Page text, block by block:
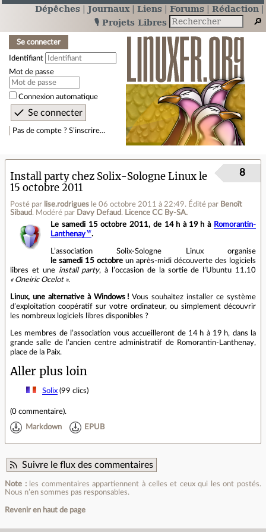
Dépêches Journaux Liens Forums
Rédaction
🎙️ Projets Libres
Se connecter
Identifiant
Mot de passe
Connexion automatique
Pas de compte ? S’inscrire…
Install party chez Solix‐Sologne Linux le
15 octobre 2011
Posté par lise.rodrigues le 06 octobre 2011 à 22:49. Édité par Benoît
Sibaud. Modéré par Davy Defaud. Licence CC By‑SA.
8
Le samedi 15 octobre 2011, de 14 h à 19 h à Romorantin‐
Lanthenay
.
L’association Solix‐Sologne Linux organise
le samedi 15 octobre un après‐midi découverte des logiciels
libres et une install party, à l’occasion de la sortie de l’Ubuntu 11.10
« Oneiric Ocelot ».
Linux, une alternative à Windows ! Vous souhaitez installer ce système
d’exploitation coopératif sur votre ordinateur, ou simplement découvrir
les nombreux logiciels libres disponibles ?
Les membres de l’association vous accueilleront de 14 h à 19 h, dans la
grande salle de l’ancien centre administratif de Romorantin‐Lanthenay,
place de la Paix.
Aller plus loin
Solix(99 clics)
(0 commentaire).
Markdown EPUB
Suivre le flux des commentaires
Note :les commentaires appartiennent à celles et ceux qui les ont postés.
Nous n’en sommes pas responsables.
Revenir en haut de page